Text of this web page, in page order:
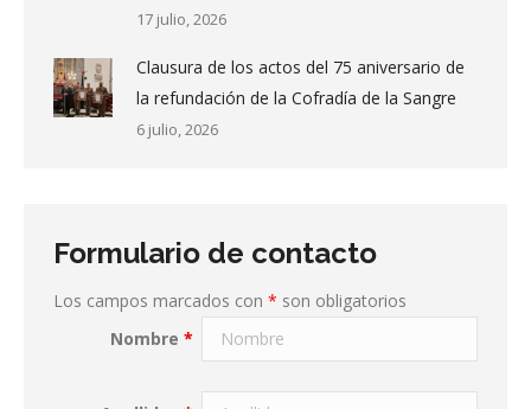
17 julio, 2026
Clausura de los actos del 75 aniversario de
la refundación de la Cofradía de la Sangre
6 julio, 2026
Formulario de contacto
Los campos marcados con * son obligatorios
Nombre*